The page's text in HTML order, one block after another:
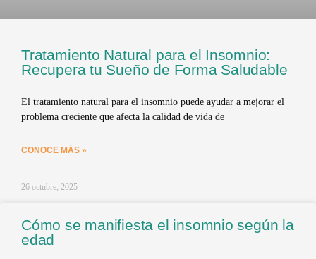
Tratamiento Natural para el Insomnio:
Recupera tu Sueño de Forma Saludable
El tratamiento natural para el insomnio puede ayudar a mejorar el
problema creciente que afecta la calidad de vida de
CONOCE MÁS »
26 octubre, 2025
Cómo se manifiesta el insomnio según la
edad